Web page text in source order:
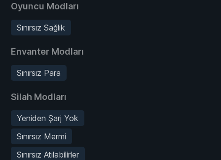
Oyuncu Modları
Sınırsız Sağlık
Envanter Modları
Sınırsız Para
Silah Modları
Yeniden Şarj Yok
Sınırsız Mermi
Sınırsız Atılabilirler